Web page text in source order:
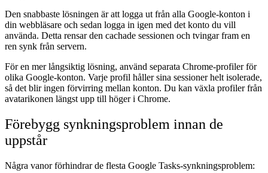
Den snabbaste lösningen är att logga ut från alla Google-konton i
din webbläsare och sedan logga in igen med det konto du vill
använda. Detta rensar den cachade sessionen och tvingar fram en
ren synk från servern.
För en mer långsiktig lösning, använd separata Chrome-profiler för
olika Google-konton. Varje profil håller sina sessioner helt isolerade,
så det blir ingen förvirring mellan konton. Du kan växla profiler från
avatarikonen längst upp till höger i Chrome.
Förebygg synkningsproblem innan de
uppstår
Några vanor förhindrar de flesta Google Tasks-synkningsproblem: